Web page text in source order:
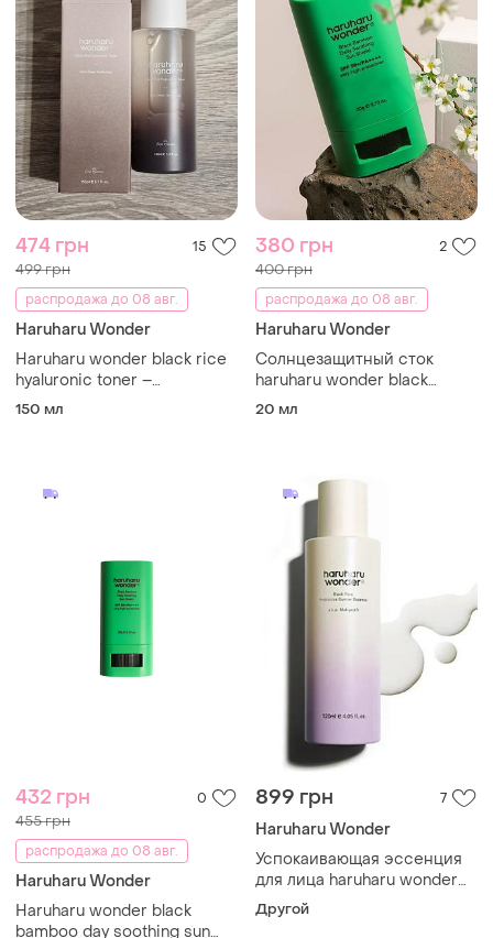
474 грн 15
499 грн
распродажа до 08 авг.
Haruharu Wonder
Haruharu wonder black rice
hyaluronic toner –
увлажняющий тонер с
150 мл
380 грн 2
400 грн
распродажа до 08 авг.
Haruharu Wonder
Солнцезащитный сток
haruharu wonder black
bamboo day soothing sun
20 мл
432 грн 0
455 грн
распродажа до 08 авг.
Haruharu Wonder
Haruharu wonder black
bamboo day soothing sun
899 грн 7
Haruharu Wonder
Успокаивающая эссенция
для лица haruharu wonder
black rice probiotics barrier
essence 120 ml
Другой